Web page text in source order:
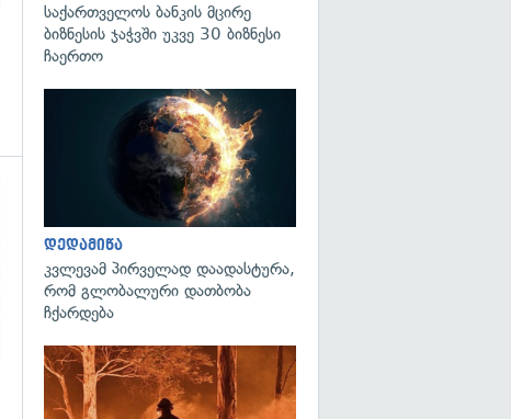
საქართველოს ბანკის მცირე
ბიზნესის ჯაჭვში უკვე 30 ბიზნესი
ჩაერთო
დედამიწა
კვლევამ პირველად დაადასტურა,
რომ გლობალური დათბობა
ჩქარდება